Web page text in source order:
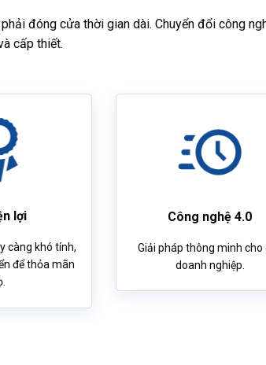
đóng cửa thời gian dài. Chuyển đổi công
cấp thiết.
lợi
càng khó tính,
để thỏa mãn
Công nghệ 4.0
Giải pháp thông minh cho
doanh nghiệp.